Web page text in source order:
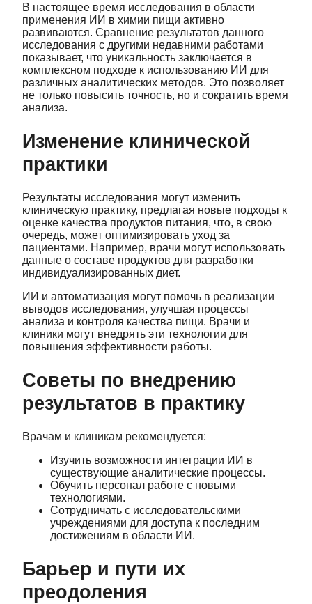
В настоящее время исследования в области
применения ИИ в химии пищи активно
развиваются. Сравнение результатов данного
исследования с другими недавними работами
показывает, что уникальность заключается в
комплексном подходе к использованию ИИ для
различных аналитических методов. Это позволяет
не только повысить точность, но и сократить время
анализа.
Изменение клинической
практики
Результаты исследования могут изменить
клиническую практику, предлагая новые подходы к
оценке качества продуктов питания, что, в свою
очередь, может оптимизировать уход за
пациентами. Например, врачи могут использовать
данные о составе продуктов для разработки
индивидуализированных диет.
ИИ и автоматизация могут помочь в реализации
выводов исследования, улучшая процессы
анализа и контроля качества пищи. Врачи и
клиники могут внедрять эти технологии для
повышения эффективности работы.
Советы по внедрению
результатов в практику
Врачам и клиникам рекомендуется:
Изучить возможности интеграции ИИ в
существующие аналитические процессы.
Обучить персонал работе с новыми
технологиями.
Сотрудничать с исследовательскими
учреждениями для доступа к последним
достижениям в области ИИ.
Барьер и пути их
преодоления